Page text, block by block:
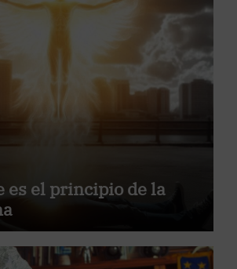
es el principio de la